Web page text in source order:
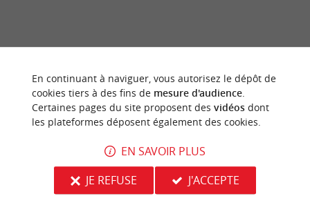
Séjours / Weekend
En continuant à naviguer, vous autorisez le dépôt de
cookies tiers à des fins de mesure d'audience.
Certaines pages du site proposent des vidéosdont
les plateformes déposent également des cookies.
EN SAVOIR PLUS
JE REFUSE
J'ACCEPTE